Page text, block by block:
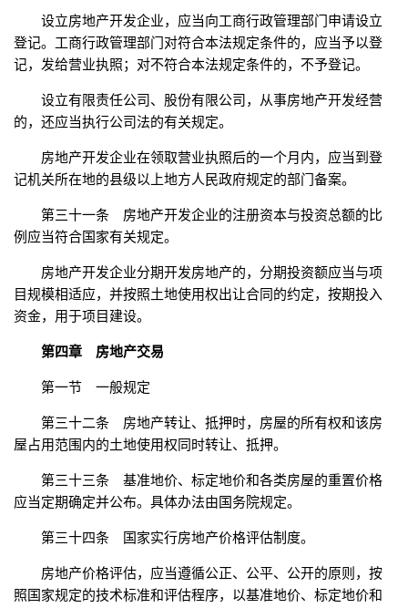
设立房地产开发企业，应当向工商行政管理部门申请设立
登记。工商行政管理部门对符合本法规定条件的，应当予以登
记，发给营业执照；对不符合本法规定条件的，不予登记。
设立有限责任公司、股份有限公司，从事房地产开发经营
的，还应当执行公司法的有关规定。
房地产开发企业在领取营业执照后的一个月内，应当到登
记机关所在地的县级以上地方人民政府规定的部门备案。
第三十一条 房地产开发企业的注册资本与投资总额的比
例应当符合国家有关规定。
房地产开发企业分期开发房地产的，分期投资额应当与项
目规模相适应，并按照土地使用权出让合同的约定，按期投入
资金，用于项目建设。
第四章 房地产交易
第一节 一般规定
第三十二条 房地产转让、抵押时，房屋的所有权和该房
屋占用范围内的土地使用权同时转让、抵押。
第三十三条 基准地价、标定地价和各类房屋的重置价格
应当定期确定并公布。具体办法由国务院规定。
第三十四条 国家实行房地产价格评估制度。
房地产价格评估，应当遵循公正、公平、公开的原则，按
照国家规定的技术标准和评估程序，以基准地价、标定地价和